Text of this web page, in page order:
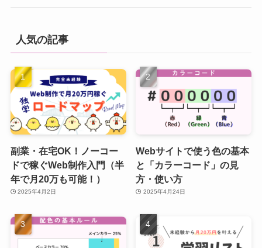
人気の記事
副業・在宅OK！ノーコー
ドで稼ぐWeb制作入門（半
年で月20万も可能！）
2025年4月2日
Webサイトで使う色の基本
と「カラーコード」の見
方・使い方
2025年4月24日